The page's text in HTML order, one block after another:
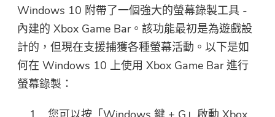
Windows 10 附帶了一個強大的螢幕錄製工具 -
內建的 Xbox Game Bar。該功能最初是為遊戲設
計的，但現在支援捕獲各種螢幕活動。以下是如
何在 Windows 10 上使用 Xbox Game Bar 進行
螢幕錄製：
訂閱關於iMyMac應用程序的最佳
優惠信息和新聞。
溫馨提示
這個軟體只能在Mac上下載和使
用。你可以輸入你的電子郵件地
址來獲得下載鏈接和優惠券代
碼。如果你想購買，請點擊